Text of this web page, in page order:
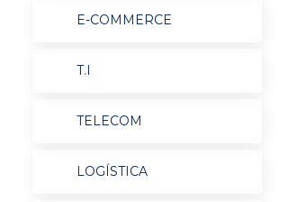
E-COMMERCE
T.I
TELECOM
LOGÍSTICA